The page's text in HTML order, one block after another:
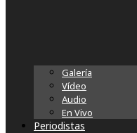
Galería
Vídeo
Audio
En Vivo
Periodistas